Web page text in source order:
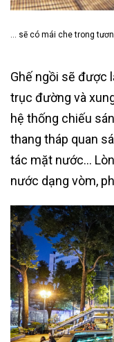
… sẽ có mái che trong
Ghế ngồi sẽ được
trục đường và
hệ thống chiếu
thang tháp quan
tác mặt nước…
nước dạng vòm,